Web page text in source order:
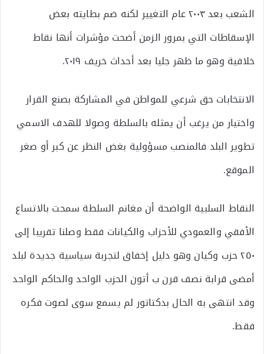
الشعب بعد ٢٠٠٣ عام التغيير لكنه ضم بطايته بعض
الإسقاطات التي بمرور الزمن أضحت مؤشرات أنها نقاط
خلافية وهو ما ظهر جليا بعد أحداث خريف ٢٠١٩.
الانتخابات حق شرعي للمواطن في المشاركة بصنع القرار
واختيار من يرغب أن يمثله بالسلطة وصولا للهدف الاسمي
تطوير البلد فالمنصب مسؤولية بغض النظر عن كبر أو صغر
الموقع.
النقاط السلبية الواضحة أن مغانم السلطة سمحت بالاتساع
الأفقي والعمودي للأحزاب والكيانات فقط وصلنا تقريبا إلى
٢٥٠ حزب وكيان وهو دليل إخفاق لتجربة سياسية جديدة لبلد
أمضى قرابة نصف قرن ب أتون الحزب الواحد والحاكم الواحد
وقد انتهى به الحال بدكتاتور لم يسمع سوى لصوت فكره
فقط.